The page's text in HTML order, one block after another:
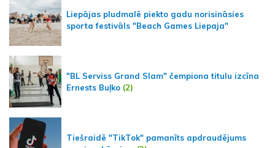
Liepājas pludmalē piekto gadu norisināsies
sporta festivāls "Beach Games Liepaja"
"BL Serviss Grand Slam" čempiona titulu izcīna
Ernests Buļko (2)
Tiešraidē "TikTok" pamanīts apdraudējums